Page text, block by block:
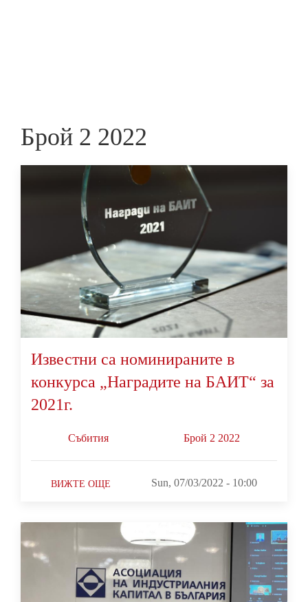
Брой 2 2022
Известни са номинираните в
конкурса „Наградите на БАИТ“ за
2021г.
Събития Брой 2 2022
ВИЖТЕ ОЩЕ Sun, 07/03/2022 - 10:00